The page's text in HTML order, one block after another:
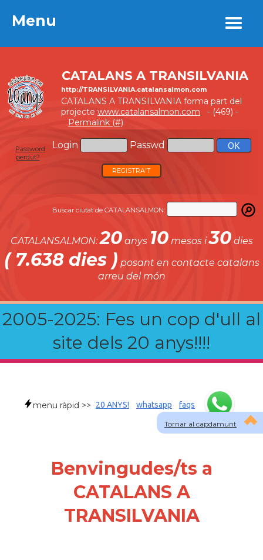
Menu
CATALANS A TRANSILVANIA
http://TRANSILVANIA.catalansalmon.com
CATALANS A TRANSILVANIA forma part del
projecte www.catalansalmon.com - (469) -
Permalink (#)
Login Passwd
Password
perdut?
REGISTRA'T
Buscar ciutat de CATALANSALMON:
CATALANSALMON:20anys 10mesos i30dies
( 7.638 dies ) posant en contacte catalans
arreu del món
2005-2025: Fes un cop d'ull al
site dels 20 anys!!!!
Menu
Tornar al capdamunt
menu ràpid >> 20 ANYS! whatsapp faqs
Benvingudes/ts a
CATALANS A
TRANSILVANIA